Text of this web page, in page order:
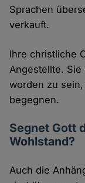
Sprachen
verkauft.
Ihre christliche
Angestellte. Sie
worden zu
begegnen.
Segnet Gott
Wohlstand?
Auch die